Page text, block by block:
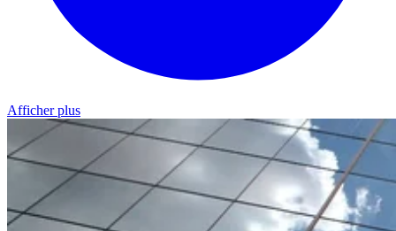
Afficher plus